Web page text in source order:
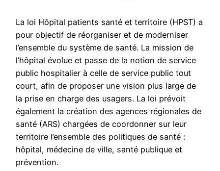
La loi Hôpital patients santé et territoire (HPST) a
pour objectif de réorganiser et de moderniser
l’ensemble du système de santé. La mission de
l’hôpital évolue et passe de la notion de service
public hospitalier à celle de service public tout
court, afin de proposer une vision plus large de
la prise en charge des usagers. La loi prévoit
également la création des agences régionales de
santé (ARS) chargées de coordonner sur leur
territoire l’ensemble des politiques de santé :
hôpital, médecine de ville, santé publique et
prévention.